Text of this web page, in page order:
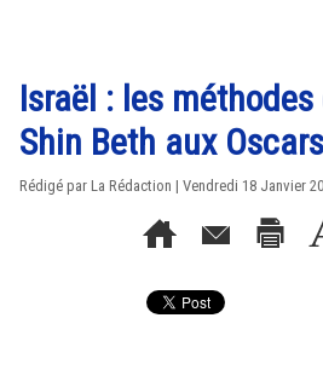
Israël : les
Shin Beth aux
Rédigé par La Rédaction | Vendredi 18 Janvier